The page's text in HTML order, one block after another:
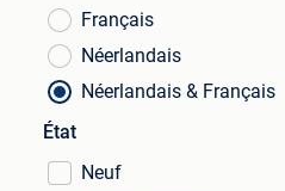
Français
Néerlandais
Néerlandais & Français
État
Neuf